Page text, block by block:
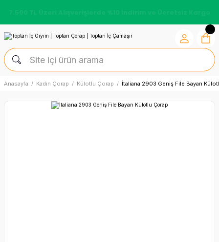
Anasayfa Kadın Çorap Külotlu Çorap İtaliana 2903 Geniş File Bayan